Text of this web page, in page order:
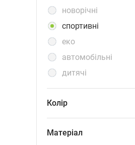
новорічні
спортивні
еко
автомобільні
дитячі
Колір
Матерiал